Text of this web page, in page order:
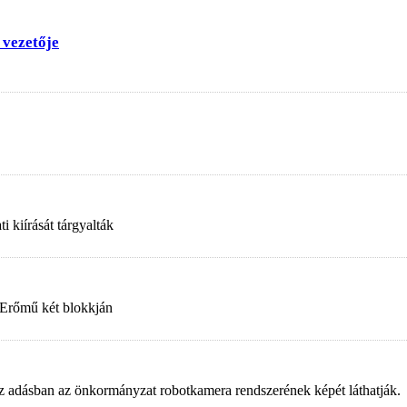
kiírását tárgyalták
két blokkján
az önkormányzat robotkamera rendszerének képét láthatják.